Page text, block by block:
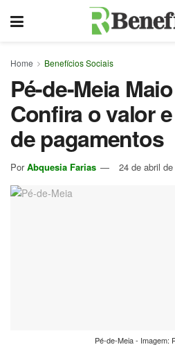
Home Benefícios Sociais
Pé-de-Meia
Confira o valor
de pagamentos
Por Abquesia Farias 24 de abril
Pé-de-Meia - Imagem: